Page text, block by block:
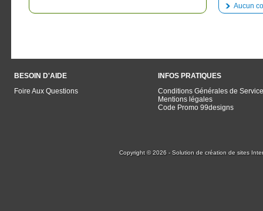
Aucun
BESOIN D'AIDE
Foire Aux Questions
INFOS PRATIQUES
Conditions Générales de
Mentions légales
Code Promo 99designs
Copyright © 2026 - Solution de création de sites